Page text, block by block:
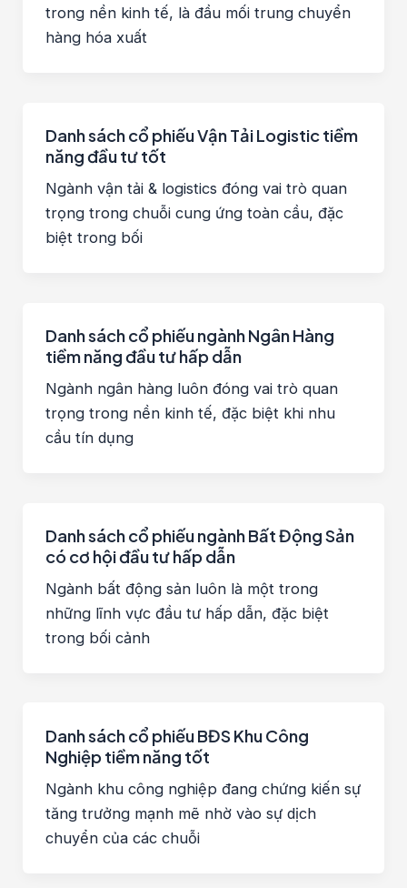
trong nền kinh tế, là đầu mối trung chuyển
hàng hóa xuất
Danh sách cổ phiếu Vận Tải Logistic tiềm
năng đầu tư tốt
Ngành vận tải & logistics đóng vai trò quan
trọng trong chuỗi cung ứng toàn cầu, đặc
biệt trong bối
Danh sách cổ phiếu ngành Ngân Hàng
tiềm năng đầu tư hấp dẫn
Ngành ngân hàng luôn đóng vai trò quan
trọng trong nền kinh tế, đặc biệt khi nhu
cầu tín dụng
Danh sách cổ phiếu ngành Bất Động Sản
có cơ hội đầu tư hấp dẫn
Ngành bất động sản luôn là một trong
những lĩnh vực đầu tư hấp dẫn, đặc biệt
trong bối cảnh
Danh sách cổ phiếu BĐS Khu Công
Nghiệp tiềm năng tốt
Ngành khu công nghiệp đang chứng kiến sự
tăng trưởng mạnh mẽ nhờ vào sự dịch
chuyển của các chuỗi